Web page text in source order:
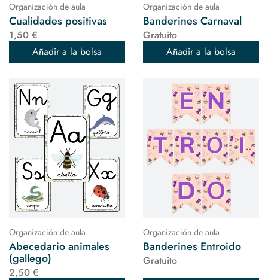
Organización de aula
Cualidades positivas
1,50 €
Añadir a la bolsa
Organización de aula
Banderines Carnaval
Gratuito
Añadir a la bolsa
Organización de aula
Abecedario animales
(gallego)
2,50 €
Organización de aula
Banderines Entroido
Gratuito